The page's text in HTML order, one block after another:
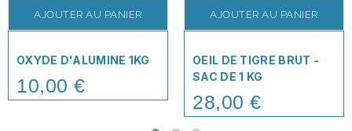
AJOUTER AU PANIER
OXYDE D'ALUMINE 1KG
Price
10,00 €
AJOUTER AU PANIER
OEIL DE TIGRE BRUT -
SAC DE 1 KG
Price
28,00 €